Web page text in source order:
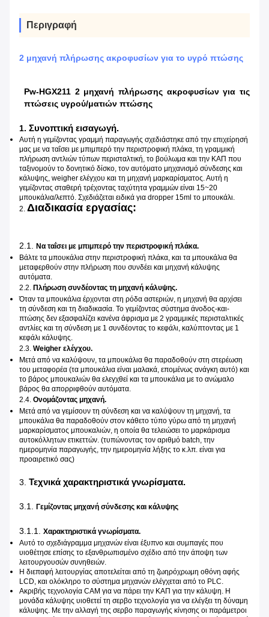
Περιγραφή
2 μηχανή πλήρωσης ακροφυσίων για το υγρό πτώσης
Pw-HGX211 2 μηχανή πλήρωσης ακροφυσίων για τις
πτώσεις υγρού/ματιών πτώσης
1. Συνοπτική εισαγωγή.
Αυτή η γεμίζοντας γραμμή παραγωγής σχεδιάστηκε από την επιχείρησή
μας με να ταΐσει με μπιμπερό την περιστροφική πλάκα, τη γραμμική
πλήρωση αντλιών τύπων περισταλτική, το βούλωμα και την ΚΑΠ που
ταξινομούν το δονητικό δίσκο, τον αυτόματο μηχανισμό σύνδεσης και
κάλυψης, weigher ελέγχου και τη μηχανή μαρκαρίσματος. Αυτή η
γεμίζοντας σταθερή τρέχοντας ταχύτητα γραμμών είναι 15~20
μπουκάλια/λεπτό. Σχεδιάζεται ειδικά για dropper 15ml το μπουκάλι.
2. Διαδικασία εργασίας:
2.1. Να ταΐσει με μπιμπερό την περιστροφική πλάκα.
Βάλτε τα μπουκάλια στην περιστροφική πλάκα, και τα μπουκάλια θα
μεταφερθούν στην πλήρωση που συνδέει και μηχανή κάλυψης
αυτόματα.
2.2.
Πλήρωση συνδέοντας τη μηχανή κάλυψης.
Όταν τα μπουκάλια έρχονται στη ρόδα αστεριών, η μηχανή θα αρχίσει
τη σύνδεση και τη διαδικασία. Το γεμίζοντας σύστημα άνοδος-και-
πτώσης δεν εξασφαλίζει κανένα άφρισμα με 2 γραμμικές περισταλτικές
αντλίες και τη σύνδεση με 1 συνδέοντας το κεφάλι, καλύπτοντας με 1
κεφάλι κάλυψης.
2.3. Weigher ελέγχου.
Μετά από να καλύψουν, τα μπουκάλια θα παραδοθούν στη στερέωση
του μεταφορέα (τα μπουκάλια είναι μαλακά, επομένως ανάγκη αυτό) και
το βάρος μπουκαλιών θα ελεγχθεί και τα μπουκάλια με το ανώμαλο
βάρος θα απορριφθούν αυτόματα.
2.4. Ονομάζοντας μηχανή.
Μετά από να γεμίσουν τη σύνδεση και να καλύψουν τη μηχανή, τα
μπουκάλια θα παραδοθούν στον κάθετο τύπο γύρω από τη μηχανή
μαρκαρίσματος μπουκαλιών, η οποία θα τελειώσει το μαρκάρισμα
αυτοκόλλητων ετικεττών. (τυπώνοντας τον αριθμό batch, την
ημερομηνία παραγωγής, την ημερομηνία λήξης το κ.λπ. είναι για
προαιρετικό σας)
3. Τεχνικά χαρακτηριστικά γνωρίσματα.
3.1. Γεμίζοντας μηχανή σύνδεσης και κάλυψης
3.1.1. Χαρακτηριστικά γνωρίσματα.
Αυτό το σχεδιάγραμμα μηχανών είναι έξυπνο και συμπαγές που
υιοθέτησε επίσης το εξανθρωπισμένο σχέδιο από την άποψη των
λειτουργουσών συνηθειών.
Η διεπαφή λειτουργίας αποτελείται από τη ζωηρόχρωμη οθόνη αφής
LCD, και ολόκληρο το σύστημα μηχανών ελέγχεται από το PLC.
Ακριβής τεχνολογία CAM για να πάρει την ΚΑΠ για την κάλυψη. Η
μονάδα κάλυψης υιοθετεί τη σερβο τεχνολογία για να ελέγξει τη δύναμη
κάλυψης. Με την αλλαγή της σερβο παραγωγής κίνησης οι παράμετροι